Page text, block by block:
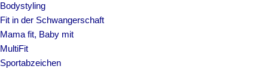
Bodystyling
Fit in der Schwangerschaft
Mama fit, Baby mit
MultiFit
Sportabzeichen